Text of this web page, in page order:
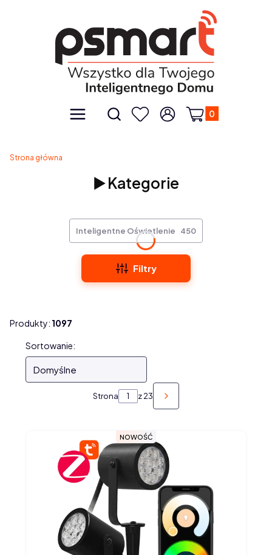
Menu Otwórz wyszukiwarkę
Szukaj UlubioneZaloguj się
Produkty w
Koszyk
Strona główna
▶️ Kategorie
Inteligentne Oświetlenie 450
Filtry
Produkty: 1097
Lista produktów
Sortowanie:
Domyślne
Strona z 23 NASTĘPNE PRODUKTY
NOWOŚĆ